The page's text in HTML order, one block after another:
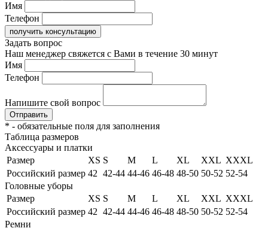
Имя
Телефон
получить консультацию
Задать вопрос
Наш менеджер свяжется с Вами в течение 30 минут
Имя
Телефон
Напишите свой вопрос
Отправить
* - обязательные поля для заполнения
Таблица размеров
Аксессуары и платки
Размер
XS S M L XL XXL XXXL
Российский размер 42 42-44 44-46 46-48 48-50 50-52 52-54
Головные уборы
Размер
XS S M L XL XXL XXXL
Российский размер 42 42-44 44-46 46-48 48-50 50-52 52-54
Ремни